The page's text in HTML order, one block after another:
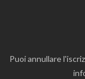
Puoi annullare